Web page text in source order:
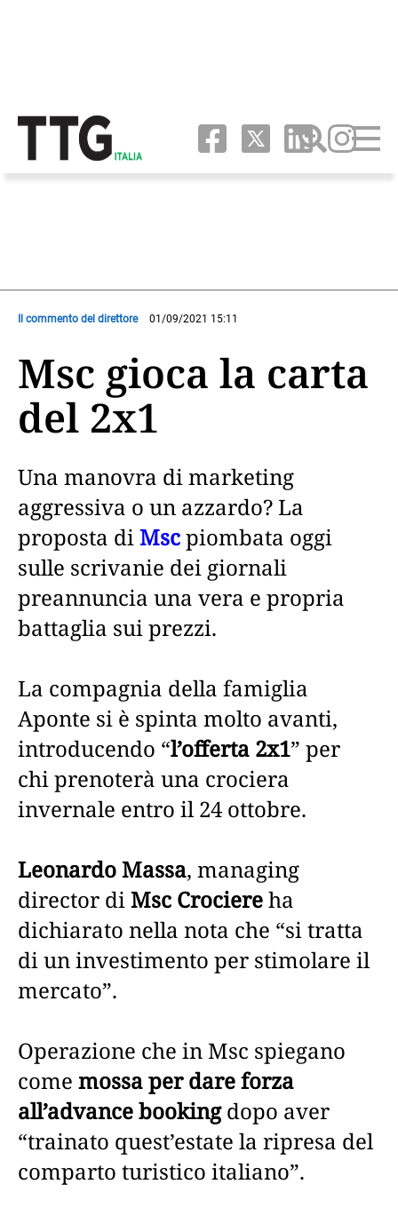
Il commento del direttore 01/09/2021 15:11
Msc gioca la carta
del 2x1
Una manovra di marketing
aggressiva o un azzardo? La
proposta diMscpiombata oggi
sulle scrivanie dei giornali
preannuncia una vera e propria
battaglia sui prezzi.
La compagnia della famiglia
Aponte si è spinta molto avanti,
introducendo “l’offerta 2x1” per
chi prenoterà una crociera
invernale entro il 24 ottobre.
Leonardo Massa, managing
director diMsc Crociereha
dichiarato nella nota che “si tratta
di un investimento per stimolare il
mercato”.
Operazione che in Msc spiegano
come mossa per dare forza
all’advance bookingdopo aver
“trainato quest’estate la ripresa del
comparto turistico italiano”.